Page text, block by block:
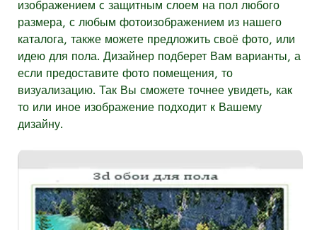
изображением c защитным слоем на пол любого
размера, с любым фотоизображением из нашего
каталога, также можете предложить своё фото, или
идею для пола. Дизайнер подберет Вам варианты, а
если предоставите фото помещения, то
визуализацию. Так Вы сможете точнее увидеть, как
то или иное изображение подходит к Вашему
дизайну.